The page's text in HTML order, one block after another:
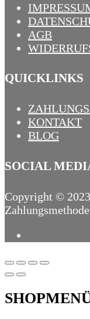
AGB
QUICKLINKS
KONTAKT
BLOG
SOCIAL
Copyright ©